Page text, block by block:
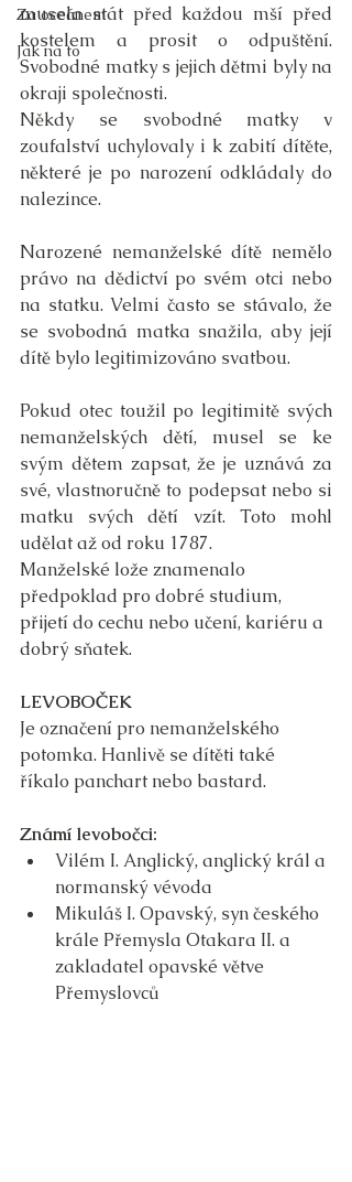
Za oceánem
Jak na to
musela stát před každou mší před
kostelem a prosit o odpuštění.
Svobodné matky s jejich dětmi byly na
okraji společnosti.
Někdy se svobodné matky v
zoufalství uchylovaly i k zabití dítěte,
některé je po narození odkládaly do
nalezince.
Narozené nemanželské dítě nemělo
právo na dědictví po svém otci nebo
na statku. Velmi často se stávalo, že
se svobodná matka snažila, aby její
dítě bylo legitimizováno svatbou.
Pokud otec toužil po legitimitě svých
nemanželských dětí, musel se ke
svým dětem zapsat, že je uznává za
své, vlastnoručně to podepsat nebo si
matku svých dětí vzít. Toto mohl
udělat až od roku 1787.
Manželské lože znamenalo
předpoklad pro dobré studium,
přijetí do cechu nebo učení, kariéru a
dobrý sňatek.
LEVOBOČEK
Je označení pro nemanželského
potomka. Hanlivě se dítěti také
říkalo panchart nebo bastard.
Známí levobočci:
Vilém I. Anglický, anglický král a
normanský vévoda
Mikuláš I. Opavský, syn českého
krále Přemysla Otakara II. a
zakladatel opavské větve
Přemyslovců